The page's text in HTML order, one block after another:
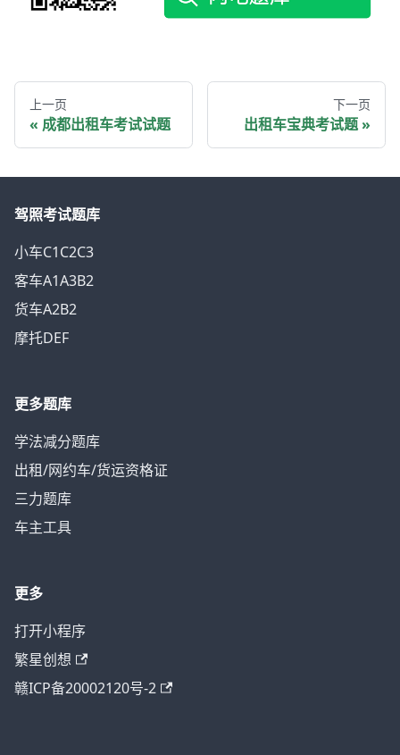
上一页
成都出租车考试试题
下一页
出租车宝典考试题
驾照考试题库
小车C1C2C3
客车A1A3B2
货车A2B2
摩托DEF
更多题库
学法减分题库
出租/网约车/货运资格证
三力题库
车主工具
更多
打开小程序
繁星创想
赣ICP备20002120号-2